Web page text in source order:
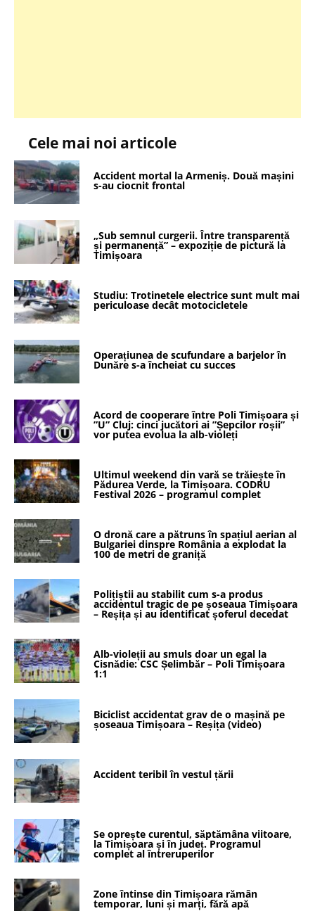
Cele mai noi articole
Accident mortal la Armeniș. Două mașini
s-au ciocnit frontal
„Sub semnul curgerii. Între transparență
și permanență” – expoziție de pictură la
Timișoara
Studiu: Trotinetele electrice sunt mult mai
periculoase decât motocicletele
Operațiunea de scufundare a barjelor în
Dunăre s-a încheiat cu succes
Acord de cooperare între Poli Timișoara și
”U” Cluj: cinci jucători ai ”Șepcilor roșii”
vor putea evolua la alb-violeți
Ultimul weekend din vară se trăiește în
Pădurea Verde, la Timișoara. CODRU
Festival 2026 – programul complet
O dronă care a pătruns în spațiul aerian al
Bulgariei dinspre România a explodat la
100 de metri de graniță
Polițiștii au stabilit cum s-a produs
accidentul tragic de pe șoseaua Timișoara
– Reșița și au identificat șoferul decedat
Alb-violeții au smuls doar un egal la
Cisnădie: CSC Șelimbăr – Poli Timișoara
1:1
Biciclist accidentat grav de o mașină pe
șoseaua Timișoara – Reșița (video)
Accident teribil în vestul țării
Se oprește curentul, săptămâna viitoare,
la Timișoara și în județ. Programul
complet al întreruperilor
Zone întinse din Timișoara rămân
temporar, luni și marți, fără apă